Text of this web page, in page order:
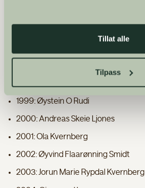
Tillat alle
Tilpass
1999: Øystein O Rudi
2000: Andreas Skeie Ljones
2001: Ola Kvernberg
2002: Øyvind Flaarønning Smidt
2003: Jorun Marie Rypdal Kvernberg